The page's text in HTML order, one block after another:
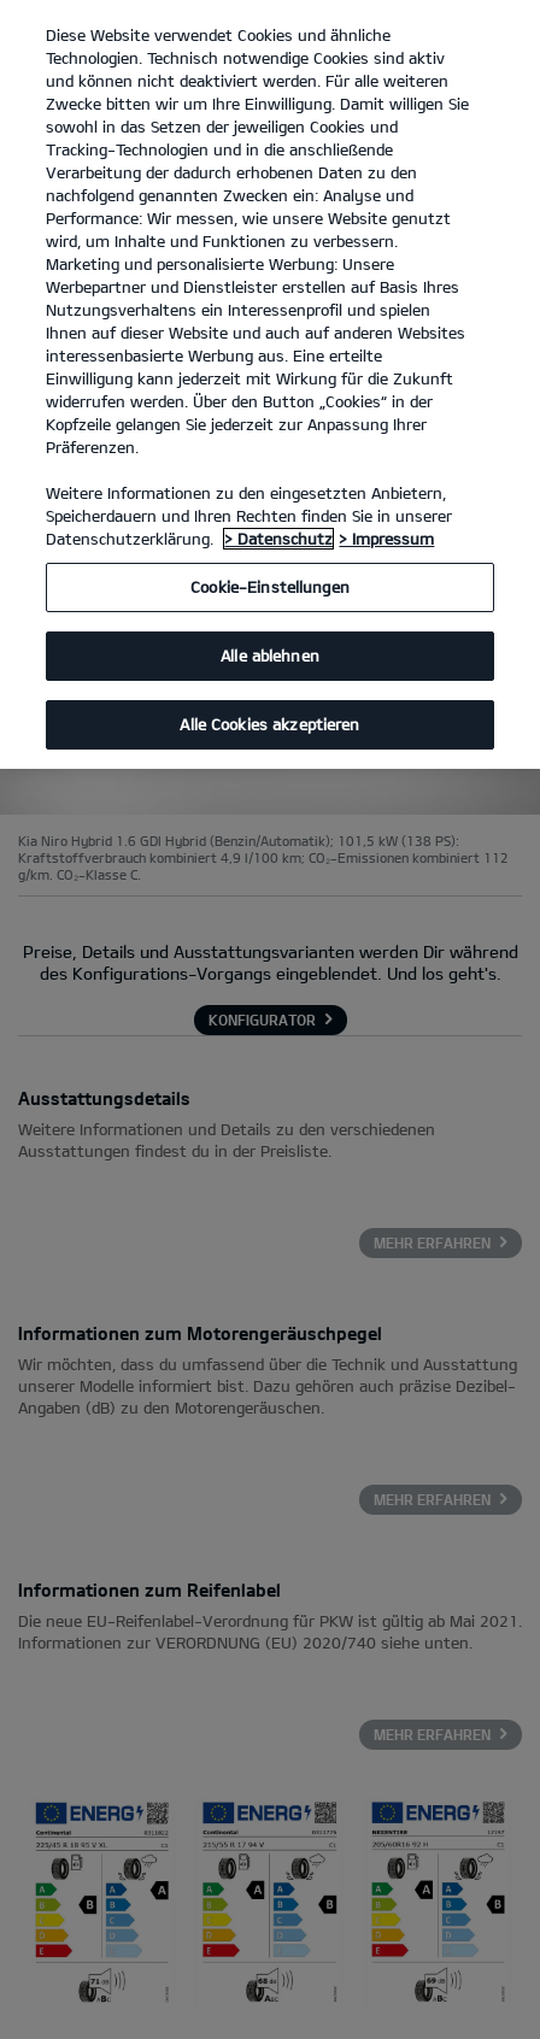
open
menu
KONTAKT
Technische Daten
... ... TECHNISCHE DATEN
DER KIA NIRO - TECHNISCHE DATEN
PREISLISTE
Abmessungen
Kia Niro Hybrid 1.6 GDI Hybrid (Benzin/Automatik); 101,5 kW (138 PS):
Kraftstoffverbrauch kombiniert 4,9 l/100 km; CO₂-Emissionen kombiniert 112
g/km. CO₂-Klasse C.
Preise, Details und Ausstattungsvarianten werden Dir während
des Konfigurations-Vorgangs eingeblendet. Und los geht's.
KONFIGURATOR
Ausstattungsdetails
Weitere Informationen und Details zu den verschiedenen
Ausstattungen findest du in der Preisliste.
MEHR ERFAHREN
Informationen zum Motorengeräuschpegel
Wir möchten, dass du umfassend über die Technik und Ausstattung
unserer Modelle informiert bist. Dazu gehören auch präzise Dezibel-
Angaben (dB) zu den Motorengeräuschen.
MEHR ERFAHREN
Informationen zum Reifenlabel
Die neue EU-Reifenlabel-Verordnung für PKW ist gültig ab Mai 2021.
Informationen zur VERORDNUNG (EU) 2020/740 siehe unten.
MEHR ERFAHREN
Diese Website verwendet Cookies und ähnliche
Technologien. Technisch notwendige Cookies sind aktiv
und können nicht deaktiviert werden. Für alle weiteren
Zwecke bitten wir um Ihre Einwilligung. Damit willigen Sie
sowohl in das Setzen der jeweiligen Cookies und
Tracking-Technologien und in die anschließende
Verarbeitung der dadurch erhobenen Daten zu den
nachfolgend genannten Zwecken ein: Analyse und
Performance: Wir messen, wie unsere Website genutzt
wird, um Inhalte und Funktionen zu verbessern.
Marketing und personalisierte Werbung: Unsere
Werbepartner und Dienstleister erstellen auf Basis Ihres
Nutzungsverhaltens ein Interessenprofil und spielen
Ihnen auf dieser Website und auch auf anderen Websites
interessenbasierte Werbung aus. Eine erteilte
Einwilligung kann jederzeit mit Wirkung für die Zukunft
widerrufen werden. Über den Button „Cookies“ in der
Kopfzeile gelangen Sie jederzeit zur Anpassung Ihrer
Präferenzen.
Weitere Informationen zu den eingesetzten Anbietern,
Speicherdauern und Ihren Rechten finden Sie in unserer
Datenschutzerklärung.
> Datenschutz > Impressum
Cookie-Einstellungen
Alle ablehnen
Alle Cookies akzeptieren